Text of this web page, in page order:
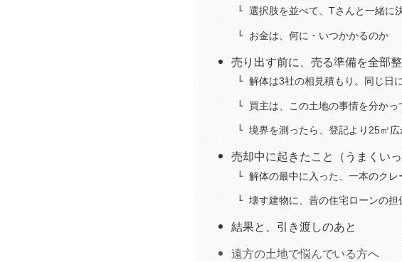
選択肢を並べて、Tさんと一緒に
お金は、何に・いつかかるのか
売り出す前に、売る準備を全部
解体は3社の相見積もり。同じ日
買主は、この土地の事情を分かっ
境界を測ったら、登記より25㎡広
売却中に起きたこと（うまくい
解体の最中に入った、一本のクレ
壊す建物に、昔の住宅ローンの担
結果と、引き渡しのあと
遠方の土地で悩んでいる方へ